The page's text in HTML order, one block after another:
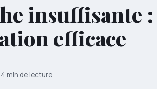
insuffisante
efficace
·4 min de lecture